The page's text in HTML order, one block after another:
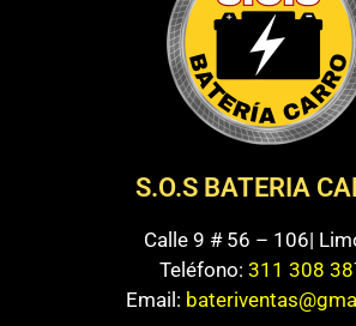
S.O.S BATERIA
Calle 9 # 56 – 106|
Teléfono: 311 308
Email: